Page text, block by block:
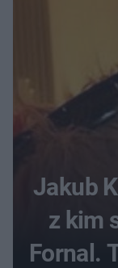
Jakub
z kim
Fornal.